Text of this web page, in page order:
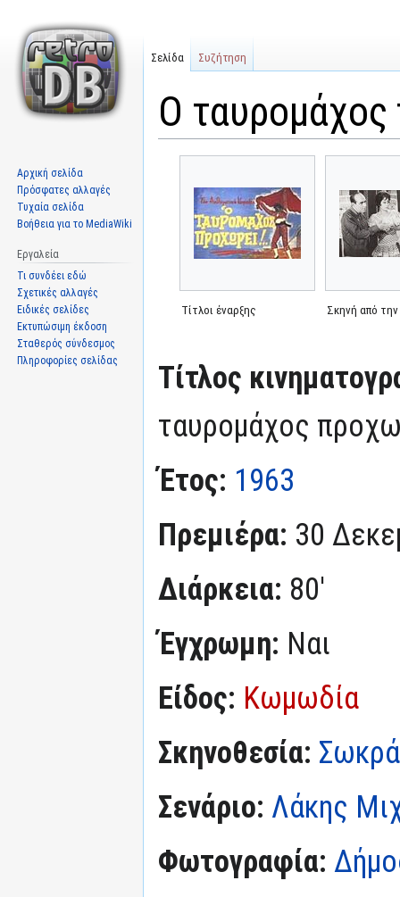
Ο
πλοήγηση
αναζήτηση
Τίτλοι έναρξης Σκηνή από την
Τίτλος
ταυρομάχος
Έτος: 1963
Πρεμιέρα: 30
Διάρκεια: 80'
Έγχρωμη: Ναι
Είδος: Κωμωδία
Σκηνοθεσία:
Σενάριο: Λάκης
Φωτογραφία:
Σελίδα Συζήτηση
Αρχική σελίδα
Πρόσφατες αλλαγές
Τυχαία σελίδα
Βοήθεια για το MediaWiki
Εργαλεία
Τι συνδέει εδώ
Σχετικές αλλαγές
Ειδικές σελίδες
Εκτυπώσιμη έκδοση
Σταθερός σύνδεσμος
Πληροφορίες σελίδας